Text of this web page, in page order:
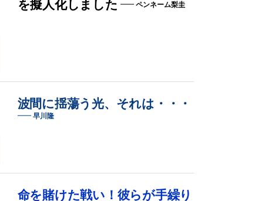
を擬人化しました
ペンネーム梨圭
波間に揺蕩う光、それは・・・
早川隆
命を賭けた戦い！彼らが手繰り